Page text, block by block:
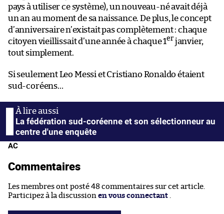
pays à utiliser ce système), un nouveau-né avait déjà
un an au moment de sa naissance. De plus, le concept
d’anniversaire n’existait pas complètement : chaque
citoyen vieillissait d’une année à chaque 1er janvier,
tout simplement.
Si seulement Leo Messi et Cristiano Ronaldo étaient
sud-coréens…
La fédération sud-coréenne et son sélectionneur au
centre d'une enquête
AC
Commentaires
Les membres ont posté 48 commentaires sur cet article.
Participez à la discussion en vous connectant